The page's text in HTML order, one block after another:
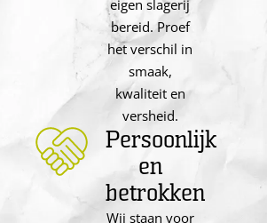
eigen slagerij
bereid. Proef
het verschil in
smaak,
kwaliteit en
versheid.
Persoonlijk
en
betrokken
Wij staan voor